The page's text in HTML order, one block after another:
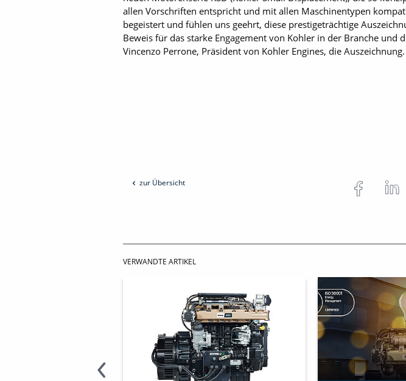
allen Vorschriften entspricht und mit allen Maschinentypen
begeistert und fühlen uns geehrt, diese prestigeträchtige
Beweis für das starke Engagement von Kohler in der Branche
Vincenzo Perrone, Präsident von Kohler Engines, die
zur Übersicht
VERWANDTE ARTIKEL